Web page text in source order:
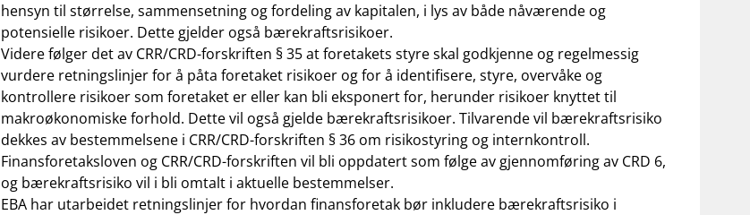
hensyn til størrelse, sammensetning og fordeling av kapitalen, i lys av både nåværende og
potensielle risikoer. Dette gjelder også bærekraftsrisikoer.
Videre følger det av CRR/CRD-forskriften § 35 at foretakets styre skal godkjenne og regelmessig
vurdere retningslinjer for å påta foretaket risikoer og for å identifisere, styre, overvåke og
kontrollere risikoer som foretaket er eller kan bli eksponert for, herunder risikoer knyttet til
makroøkonomiske forhold. Dette vil også gjelde bærekraftsrisikoer. Tilvarende vil bærekraftsrisiko
dekkes av bestemmelsene i CRR/CRD-forskriften § 36 om risikostyring og internkontroll.
Finansforetaksloven og CRR/CRD-forskriften vil bli oppdatert som følge av gjennomføring av CRD 6,
og bærekraftsrisiko vil i bli omtalt i aktuelle bestemmelser.
EBA har utarbeidet retningslinjer for hvordan finansforetak bør inkludere bærekraftsrisiko i